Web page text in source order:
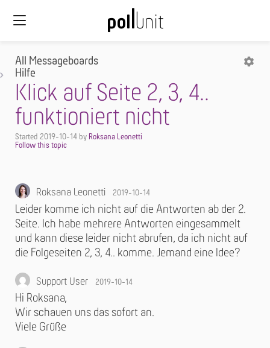
All Messageboards
Hilfe
Klick auf Seite 2, 3, 4..
funktioniert nicht
Started 2019-10-14 by Roksana Leonetti
Roksana Leonetti 2019-10-14
Leider komme ich nicht auf die Antworten ab der 2.
Seite. Ich habe mehrere Antworten eingesammelt
und kann diese leider nicht abrufen, da ich nicht auf
die Folgeseiten 2, 3, 4.. komme. Jemand eine Idee?
Support User 2019-10-14
Hi Roksana,
Wir schauen uns das sofort an.
Viele Grüße